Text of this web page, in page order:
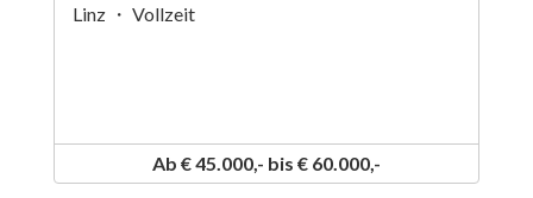
Linz ・ Vollzeit
Ab € 45.000,- bis € 60.000,-